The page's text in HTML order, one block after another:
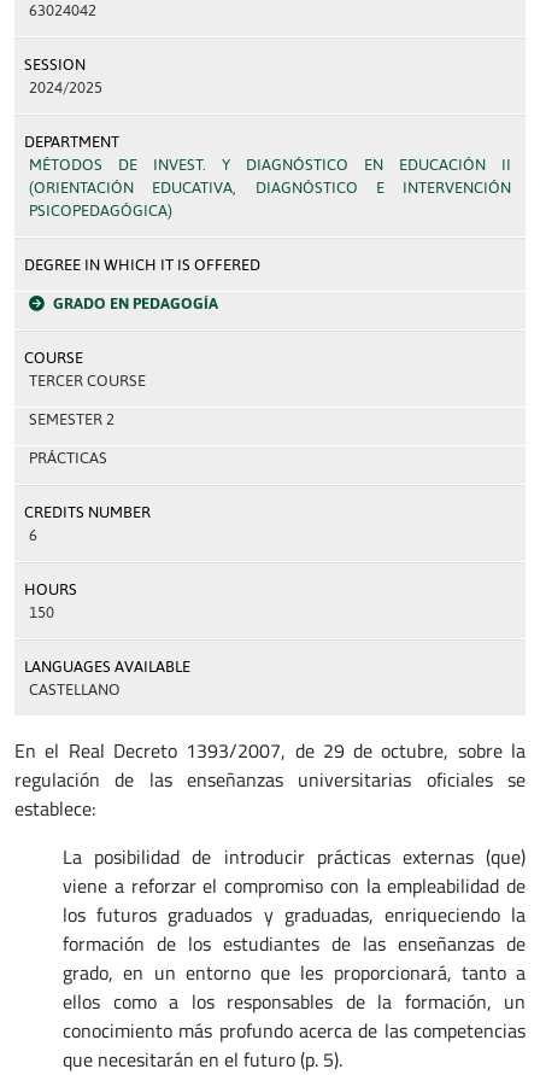
63024042
SESSION
2024/2025
DEPARTMENT
MÉTODOS DE INVEST. Y DIAGNÓSTICO EN EDUCACIÓN II
(ORIENTACIÓN EDUCATIVA, DIAGNÓSTICO E INTERVENCIÓN
PSICOPEDAGÓGICA)
DEGREE IN WHICH IT IS OFFERED
GRADO EN PEDAGOGÍA
COURSE
TERCER COURSE
SEMESTER 2
PRÁCTICAS
CREDITS NUMBER
6
HOURS
150
LANGUAGES AVAILABLE
CASTELLANO
En el Real Decreto 1393/2007, de 29 de octubre, sobre la
regulación de las enseñanzas universitarias oficiales se
establece:
La posibilidad de introducir prácticas externas (que)
viene a reforzar el compromiso con la empleabilidad de
los futuros graduados y graduadas, enriqueciendo la
formación de los estudiantes de las enseñanzas de
grado, en un entorno que les proporcionará, tanto a
ellos como a los responsables de la formación, un
conocimiento más profundo acerca de las competencias
que necesitarán en el futuro (p. 5).